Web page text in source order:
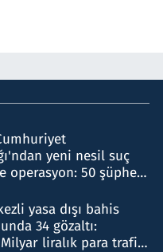
yeni nesil suç
operasyon: 50 şüpheli
yasa dışı bahis
34 gözaltı:
Milyar liralık para trafiği